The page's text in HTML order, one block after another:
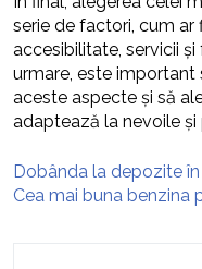
serie de factori, cum ar
accesibilitate, servicii și
urmare, este important
aceste aspecte și să
adaptează la nevoile și
Dobânda la depozite
Cea mai buna benzina